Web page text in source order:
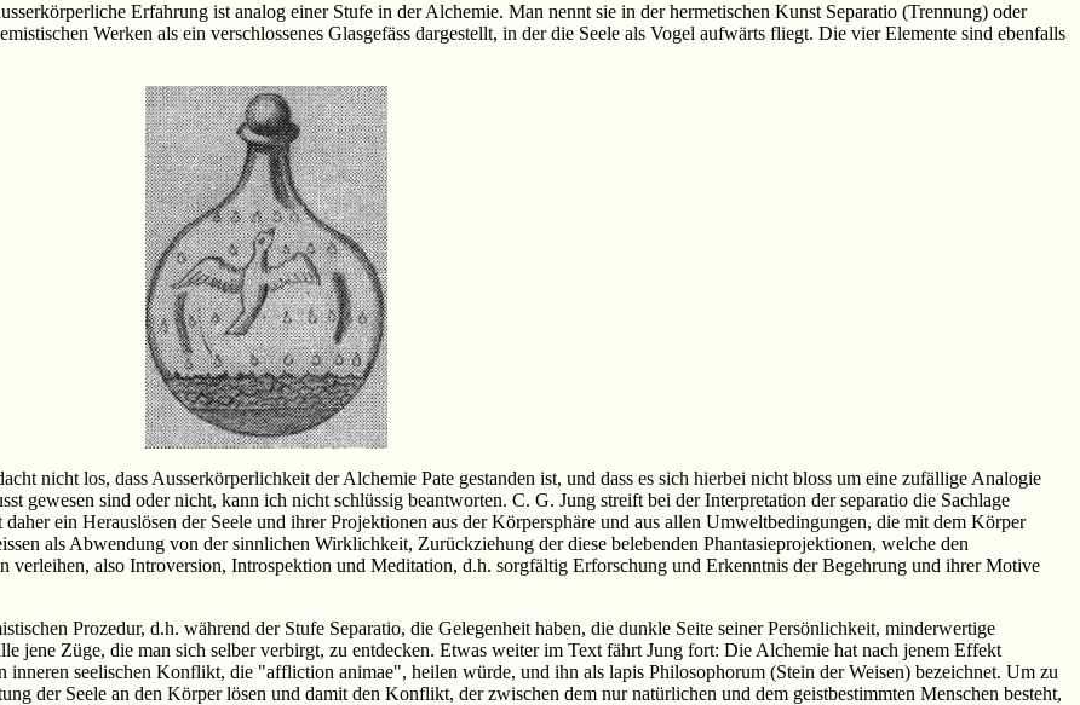
Erfahrung ist analog einer Stufe in der Alchemie. Man nennt sie in der hermetischen Kunst Separatio (Trennung) oder
Werken als ein verschlossenes Glasgefäss dargestellt, in der die Seele als Vogel aufwärts fliegt. Die vier Elemente sind ebenfalls
nicht los, dass Ausserkörperlichkeit der Alchemie Pate gestanden ist, und dass es sich hierbei nicht bloss um eine zufällige Analogie
gewesen sind oder nicht, kann ich nicht schlüssig beantworten. C. G. Jung streift bei der Interpretation der separatio die Sachlage
ein Herauslösen der Seele und ihrer Projektionen aus der Körpersphäre und aus allen Umweltbedingungen, die mit dem Körper
als Abwendung von der sinnlichen Wirklichkeit, Zurückziehung der diese belebenden Phantasieprojektionen, welche den
verleihen, also Introversion, Introspektion und Meditation, d.h. sorgfältig Erforschung und Erkenntnis der Begehrung und ihrer Motive
Prozedur, d.h. während der Stufe Separatio, die Gelegenheit haben, die dunkle Seite seiner Persönlichkeit, minderwertige
jene Züge, die man sich selber verbirgt, zu entdecken. Etwas weiter im Text fährt Jung fort: Die Alchemie hat nach jenem Effekt
inneren seelischen Konflikt, die "affliction animae", heilen würde, und ihn als lapis Philosophorum (Stein der Weisen) bezeichnet. Um zu
der Seele an den Körper lösen und damit den Konflikt, der zwischen dem nur natürlichen und dem geistbestimmten Menschen besteht,